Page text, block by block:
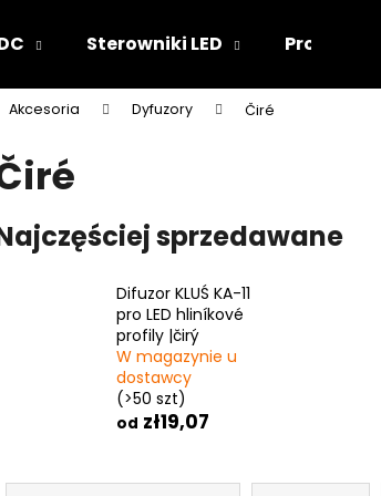
Sterowniki LED Projekty
Akcesoria Dyfuzory Čiré
sprzedawane
Difuzor KLUŚ KA-11
pro LED hliníkové
profily |čirý
W magazynie u
dostawcy
(>50 szt)
od zł19,07
S
Czego szukasz?
Polecamy